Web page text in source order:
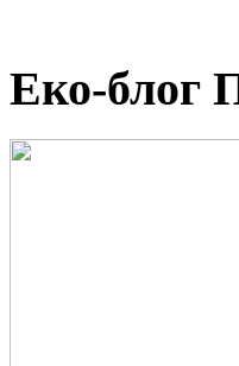
Еко-блог